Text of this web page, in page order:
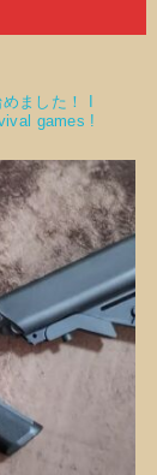
ました！
games !